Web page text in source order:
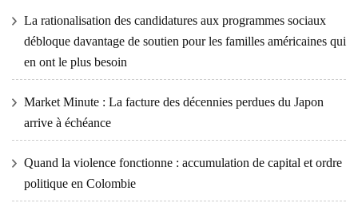
La rationalisation des candidatures aux programmes sociaux
débloque davantage de soutien pour les familles américaines qui
en ont le plus besoin
Market Minute : La facture des décennies perdues du Japon
arrive à échéance
Quand la violence fonctionne : accumulation de capital et ordre
politique en Colombie